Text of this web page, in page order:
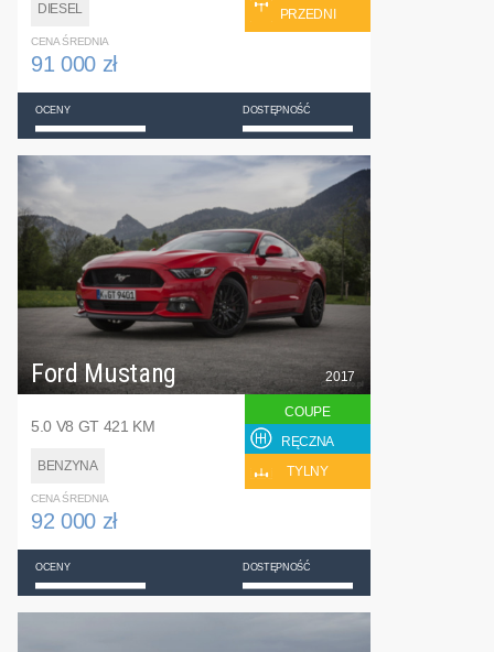
DIESEL
PRZEDNI
CENA ŚREDNIA
91 000 zł
OCENY DOSTĘPNOŚĆ
Ford Mustang
5.0 V8 GT 421 KM
BENZYNA
2017
COUPE
RĘCZNA
TYLNY
CENA ŚREDNIA
92 000 zł
OCENY DOSTĘPNOŚĆ